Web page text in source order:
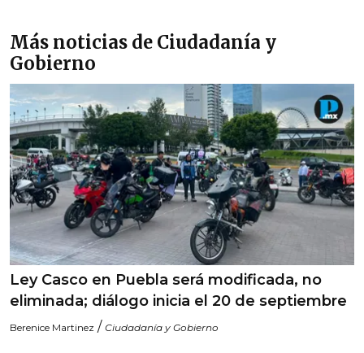
Más noticias de Ciudadanía y
Gobierno
Ley Casco en Puebla será modificada, no
eliminada; diálogo inicia el 20 de septiembre
Berenice Martinez / Ciudadanía y Gobierno